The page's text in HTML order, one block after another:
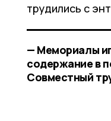
трудились с
— Мемориалы
содержание в
Совместный